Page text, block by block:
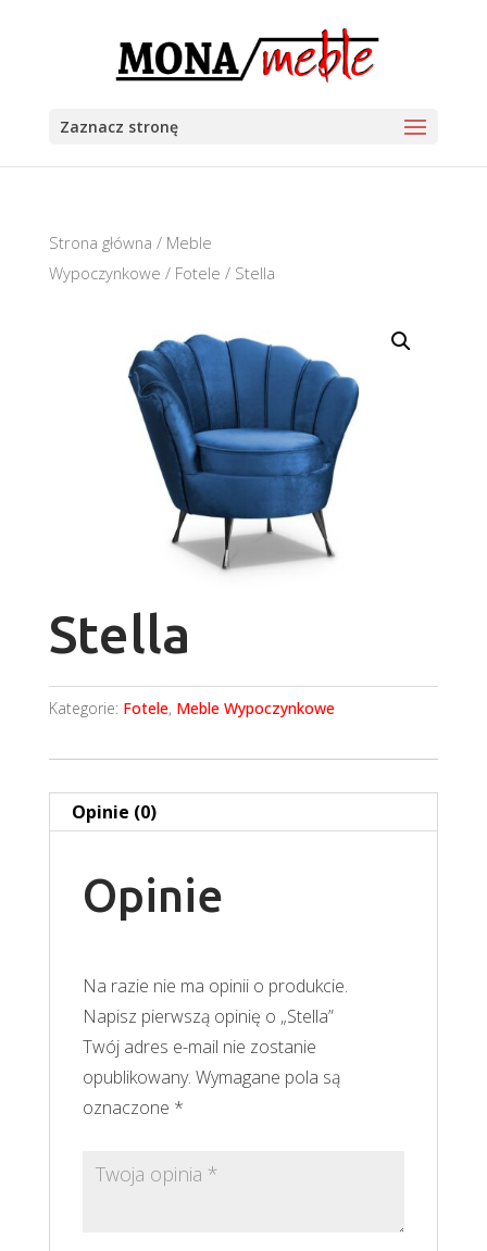
Zaznacz stronę
Strona główna / Meble
Wypoczynkowe / Fotele / Stella
Stella
Kategorie: Fotele, Meble Wypoczynkowe
Opinie (0)
Opinie
Na razie nie ma opinii o produkcie.
Napisz pierwszą opinię o „Stella”
Twój adres e-mail nie zostanie
opublikowany. Wymagane pola są
oznaczone *